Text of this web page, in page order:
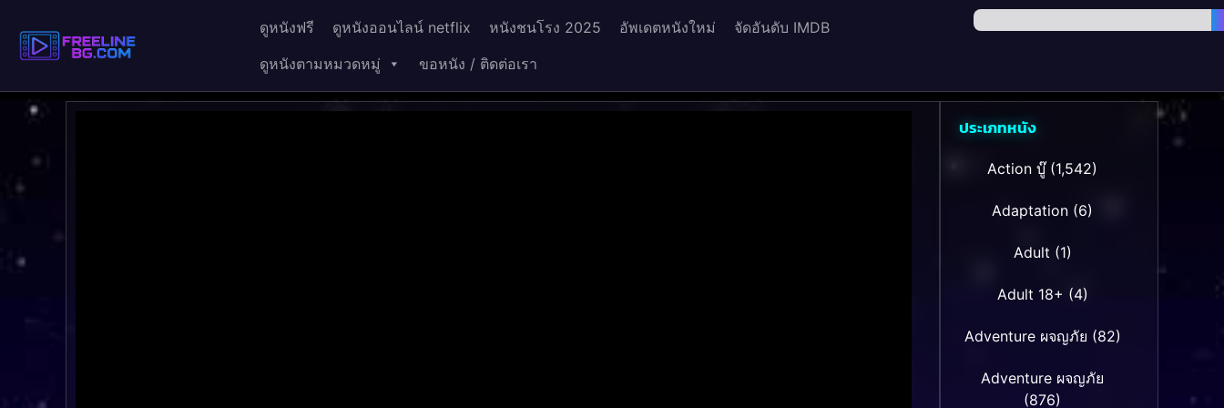
ดูหนังฟรี ดูหนังออนไลน์ netflix หนังชนโรง 2025 อัพเดตหนังใหม่
จัดอันดับ IMDB
ดูหนังตามหมวดหมู่
ขอหนัง / ติดต่อเรา
ประเภทหนัง
Action บู๊(1,542)
Adaptation (6)
Adult (1)
Adult 18+ (4)
Adventure ผจญภัย (82)
Adventure ผจญภัย
(876)